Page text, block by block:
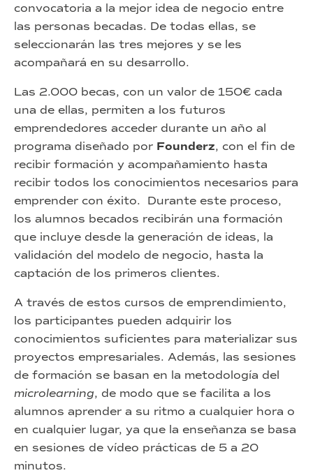
convocatoria a la mejor idea de negocio entre
las personas becadas. De todas ellas, se
seleccionarán las tres mejores y se les
acompañará en su desarrollo.
Las 2.000 becas, con un valor de 150€ cada
una de ellas, permiten a los futuros
emprendedores acceder durante un año al
programa diseñado por Founderz, con el fin de
recibir formación y acompañamiento hasta
recibir todos los conocimientos necesarios para
emprender con éxito. Durante este proceso,
los alumnos becados recibirán una formación
que incluye desde la generación de ideas, la
validación del modelo de negocio, hasta la
captación de los primeros clientes.
A través de estos cursos de emprendimiento,
los participantes pueden adquirir los
conocimientos suficientes para materializar sus
proyectos empresariales. Además, las sesiones
de formación se basan en la metodología del
microlearning, de modo que se facilita a los
alumnos aprender a su ritmo a cualquier hora o
en cualquier lugar, ya que la enseñanza se basa
en sesiones de vídeo prácticas de 5 a 20
minutos.